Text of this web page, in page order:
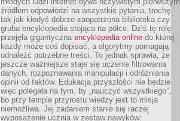
źródłem odpowiedzi na wszystkie pytania, trochę
tak jak kiedyś dobrze zaopatrzona biblioteka czy
gruba encyklopedia stojąca na półce. Dziś tę rolę
przejęła gigantyczna encyklopedia online do której
każdy może coś dopisać, a algorytmy pomagają
odnaleźć potrzebne treści. To jednak sprawia, że
jeszcze ważniejsze staje się uczenie filtrowania
danych, rozpoznawania manipulacji i odróżniania
opinii od faktów. Edukacja przyszłości nie będzie
więc polegała na tym, by „nauczyć wszystkiego”,
bo przy tempie przyrostu wiedzy jest to misja
niemożliwa. Jej zadaniem stanie się raczej
wyposażenie ucznia w zestaw nawyków: